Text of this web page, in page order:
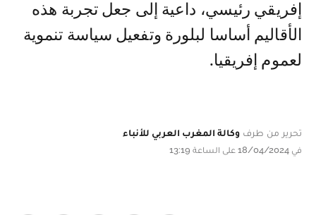
إفريقي رئيسي، داعية إلى جعل تجربة هذه
الأقاليم أساسا لبلورة وتفعيل سياسة تنموية
لعموم إفريقيا.
تحرير من طرف وكالة المغرب العربي للأنباء
في 18/04/2024 على الساعة 13:19